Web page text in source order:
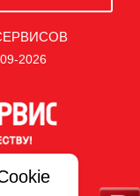
2026
данных